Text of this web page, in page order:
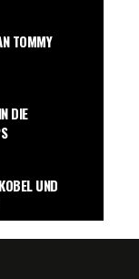
TOMMY
DIE
UND